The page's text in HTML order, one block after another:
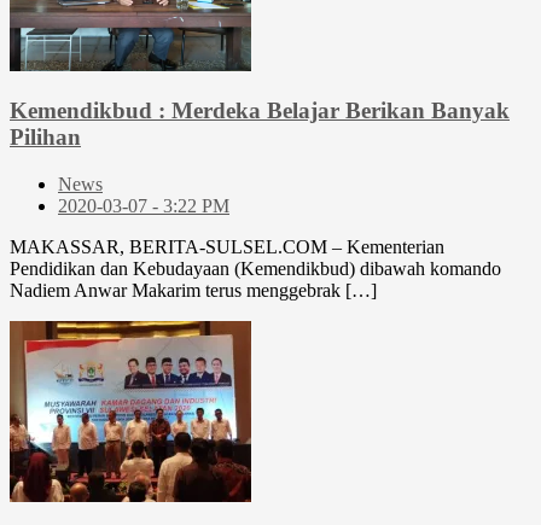
Kemendikbud : Merdeka Belajar Berikan Banyak
Pilihan
News
2020-03-07 - 3:22 PM
MAKASSAR, BERITA-SULSEL.COM – Kementerian
Pendidikan dan Kebudayaan (Kemendikbud) dibawah komando
Nadiem Anwar Makarim terus menggebrak […]